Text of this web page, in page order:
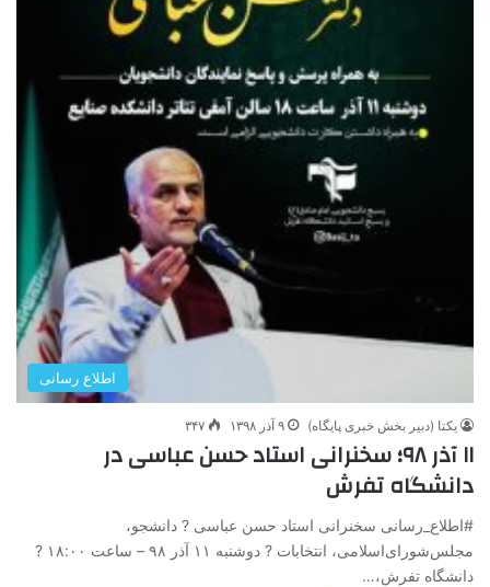
اطلاع رسانی
یکتا (دبیر بخش خبری پایگاه) ۹ آذر ۱۳۹۸ ۳۴۷
۱۱ آذر ۹۸؛ سخنرانی استاد حسن عباسی در
دانشگاه تفرش
#اطلاع_رسانی سخنرانی استاد حسن عباسی ? دانشجو،
مجلس‌شورای‌اسلامی، انتخابات ? دوشنبه ۱۱ آذر ۹۸ – ساعت ۱۸:۰۰ ?
دانشگاه تفرش،…